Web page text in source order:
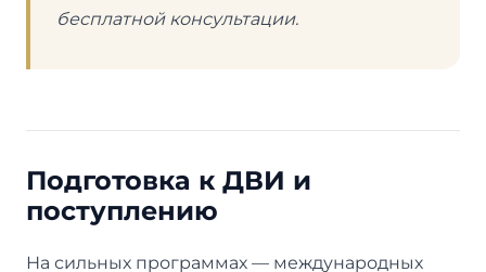
бесплатной консультации.
Подготовка к ДВИ и
поступлению
На сильных программах — международных